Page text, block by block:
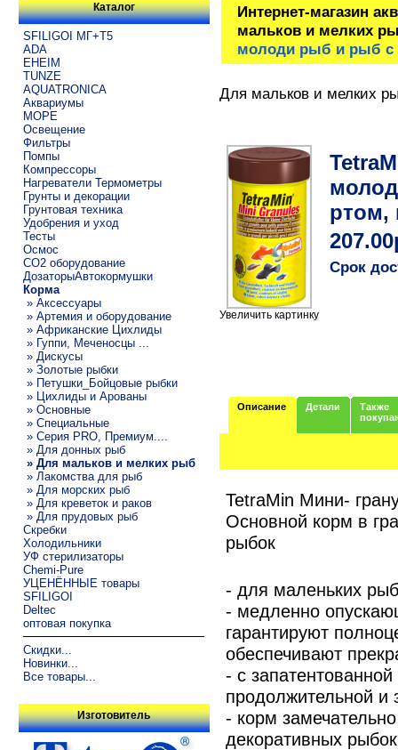
Каталог
SFILIGOI МГ+Т5
ADA
EHEIM
TUNZE
AQUATRONICA
Аквариумы
МОРЕ
Освещение
Фильтры
Помпы
Компрессоры
Нагреватели Термометры
Грунты и декорации
Грунтовая техника
Удобрения и уход
Тесты
Осмос
CO2 оборудование
ДозаторыАвтокормушки
Корма
» Аксессуары
» Артемия и оборудование
» Африканские Цихлиды
» Гуппи, Меченосцы ...
» Дискусы
» Золотые рыбки
» Петушки_Бойцовые рыбки
» Цихлиды и Арованы
» Основные
» Специальные
» Серия PRO, Премиум....
» Для донных рыб
» Для мальков и мелких рыб
» Лакомства для рыб
» Для морских рыб
» Для креветок и раков
» Для прудовых рыб
Скребки
Холодильники
УФ стерилизаторы
Chemi-Pure
УЦЕНЁННЫЕ товары
SFILIGOI
Deltec
оптовая покупка
Скидки...
Новинки...
Все товары...
Изготовитель
Интернет-магазин
мальков и мелких
молоди рыб и рыб с
Для мальков и мелких
Увеличить картинку
ртом,
Срок
Описание Детали
Также
TetraMin Мини-
Основной корм в
рыбок
- для маленьких
- медленно
гарантируют
обеспечивают
- с
продолжительной и
- корм
декоративных